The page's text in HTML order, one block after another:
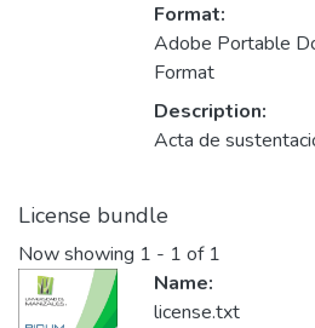
Format:
Adobe Portable
Format
Description:
Acta de
License bundle
Now showing 1 - 1 of 1
Name:
license.txt